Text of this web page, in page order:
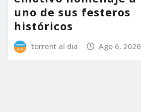
uno de sus festeros
históricos
torrent al dia Ago 6, 2026